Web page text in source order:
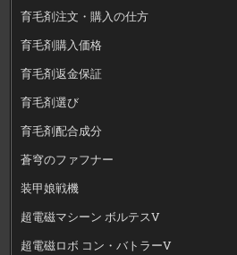
育毛剤注文・購入の仕方
育毛剤購入価格
育毛剤返金保証
育毛剤選び
育毛剤配合成分
蒼穹のファフナー
装甲娘戦機
超電磁マシーン ボルテスV
超電磁ロボ コン・バトラーV